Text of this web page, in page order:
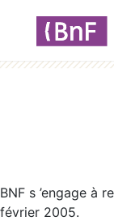
BNF s ’engage à
février 2005.